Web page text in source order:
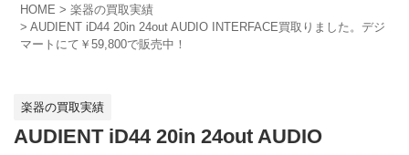
HOME
楽器の買取実績
AUDIENT iD44 20in 24out AUDIO INTERFACE買取りました。デジ
マートにて￥59,800で販売中！
楽器の買取実績
AUDIENT iD44 20in 24out AUDIO